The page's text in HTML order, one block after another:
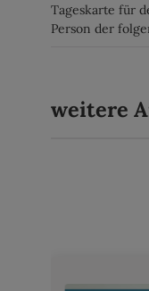
Tageskarte für
Person der
weitere